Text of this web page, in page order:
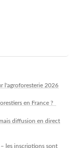
l'agroforesterie 2026
en France ?
diffusion en direct
les inscriptions sont